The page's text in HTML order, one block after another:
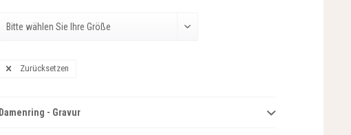
Zurücksetzen
Damenring - Gravur